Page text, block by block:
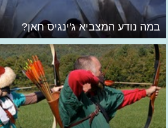
במה נודע המצביא ג'ינגיס חאן?